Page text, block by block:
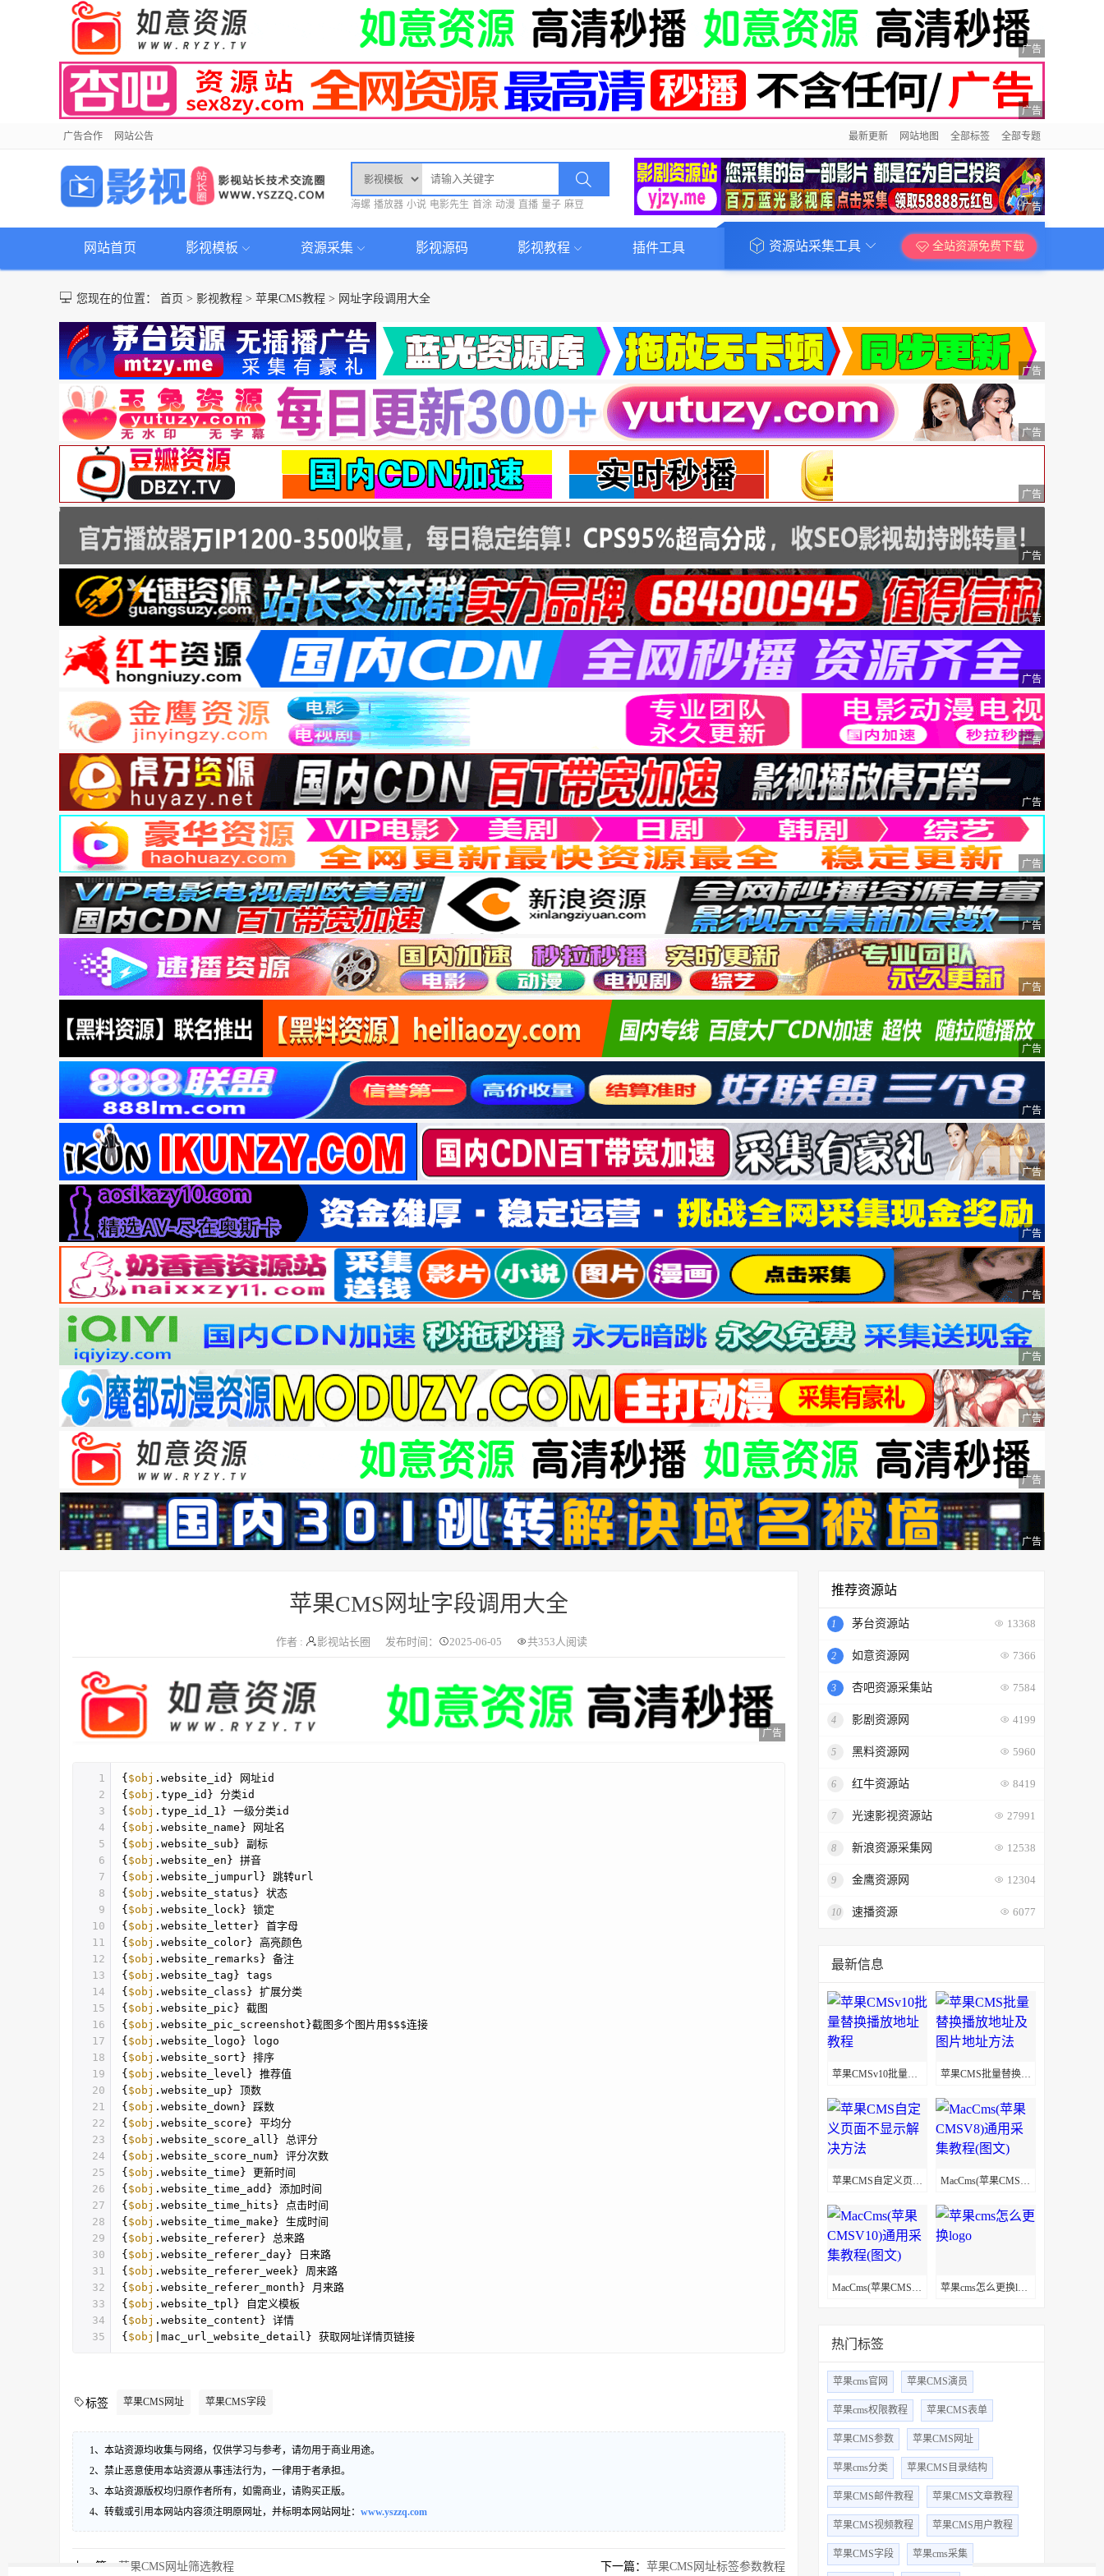
广告
广告
广告合作 网站公告 最新更新 网站地图 全部标签 全部专题
海螺 播放器 小说 电影先生 首涂 动漫 直播 量子 麻豆 广告
网站首页 影视模板 资源采集 影视源码 影视教程 插件工具 资源站采集工具 全站资源免费下载
您现在的位置： 首页 > 影视教程 > 苹果CMS教程 > 网址字段调用大全
广告
广告
广告
广告
广告
广告
广告
广告
广告
广告
广告
广告
广告
广告
广告
广告
广告
广告
广告
广告
苹果CMS网址字段调用大全
作者 : 影视站长圈 发布时间： 2025-06-05 共353人阅读
广告
1
2
3
4
5
6
7
8
9
10
11
12
13
14
15
16
17
18
19
20
21
22
23
24
25
26
27
28
29
30
31
32
33
34
35
{ $obj .website_id} 网址id
{ $obj .type_id} 分类id
{ $obj .type_id_1} 一级分类id
{ $obj .website_name} 网址名
{ $obj .website_sub} 副标
{ $obj .website_en} 拼音
{ $obj .website_jumpurl} 跳转url
{ $obj .website_status} 状态
{ $obj .website_lock} 锁定
{ $obj .website_letter} 首字母
{ $obj .website_color} 高亮颜色
{ $obj .website_remarks} 备注
{ $obj .website_tag} tags
{ $obj .website_class} 扩展分类
{ $obj .website_pic} 截图
{ $obj .website_pic_screenshot}截图多个图片用$$$连接
{ $obj .website_logo} logo
{ $obj .website_sort} 排序
{ $obj .website_level} 推荐值
{ $obj .website_up} 顶数
{ $obj .website_down} 踩数
{ $obj .website_score} 平均分
{ $obj .website_score_all} 总评分
{ $obj .website_score_num} 评分次数
{ $obj .website_time} 更新时间
{ $obj .website_time_add} 添加时间
{ $obj .website_time_hits} 点击时间
{ $obj .website_time_make} 生成时间
{ $obj .website_referer} 总来路
{ $obj .website_referer_day} 日来路
{ $obj .website_referer_week} 周来路
{ $obj .website_referer_month} 月来路
{ $obj .website_tpl} 自定义模板
{ $obj .website_content} 详情
{ $obj |mac_url_website_detail} 获取网址详情页链接
标签 苹果CMS网址 苹果CMS字段
1、本站资源均收集与网络，仅供学习与参考，请勿用于商业用途。
2、禁止恶意使用本站资源从事违法行为，一律用于者承担。
3、本站资源版权均归原作者所有，如需商业，请购买正版。
4、转载或引用本网站内容须注明原网址，并标明本网站网址： www.yszzq.com
上一篇： 苹果CMS网址筛选教程 下一篇： 苹果CMS网址标签参数教程
推荐资源站
1 茅台资源站 13368
2 如意资源网 7366
3 杏吧资源采集站 7584
4 影剧资源网 4199
5 黑料资源网 5960
6 红牛资源站 8419
7 光速影视资源站 27991
8 新浪资源采集网 12538
9 金鹰资源网 12304
10 速播资源 6077
最新信息
苹果CMSv10批量替换播放地址教程 苹果CMS批量替换播放地址及图片地址方法
苹果CMS自定义页面不显示解决方法 MacCms(苹果CMSV8)通用采集教程(图文)
MacCms(苹果CMSV10)通用采集教程(图文) 苹果cms怎么更换logo
热门标签
苹果cms官网 苹果CMS演员
苹果cms权限教程 苹果CMS表单
苹果CMS参数 苹果CMS网址
苹果cms分类 苹果CMS目录结构
苹果CMS邮件教程 苹果CMS文章教程
苹果CMS视频教程 苹果CMS用户教程
苹果CMS字段 苹果cms采集